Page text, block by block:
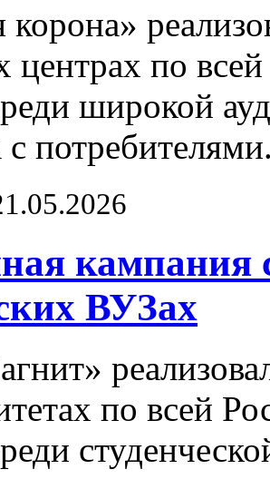
корона»
центрах по
широкой
с
кампания
ВУЗах
по всей